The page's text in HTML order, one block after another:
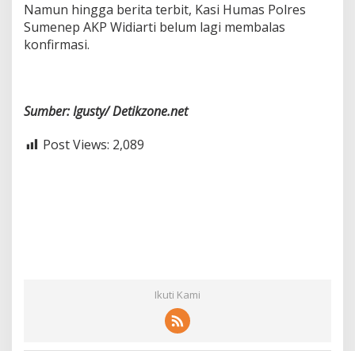
Namun hingga berita terbit, Kasi Humas Polres
Sumenep AKP Widiarti belum lagi membalas
konfirmasi.
Sumber: Igusty/ Detikzone.net
Post Views: 2,089
Ikuti Kami